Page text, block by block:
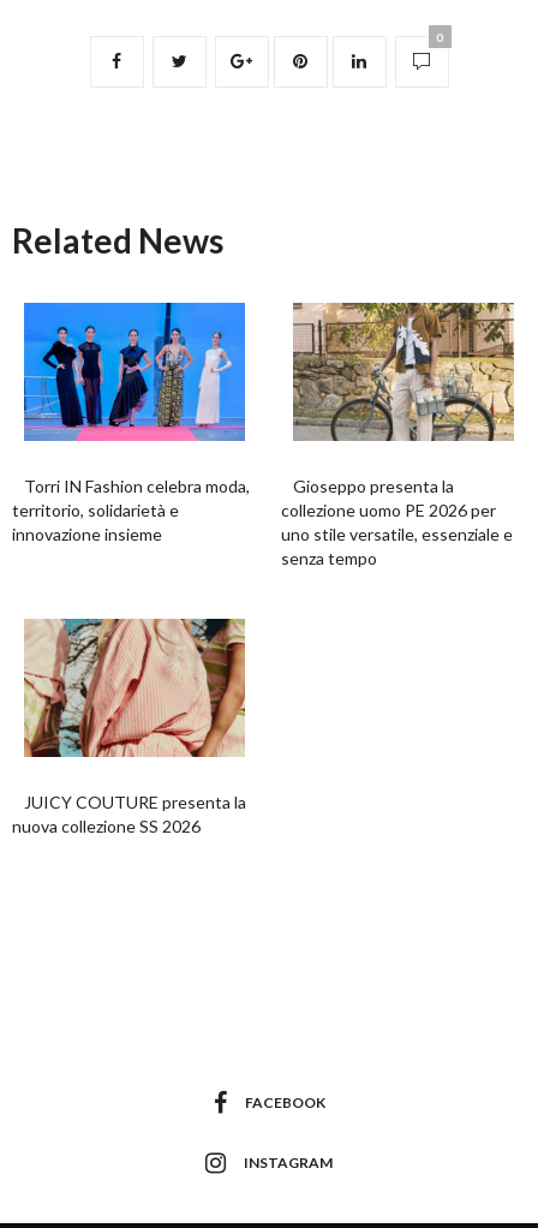
0
Related News
Torri IN Fashion celebra moda,
territorio, solidarietà e
innovazione insieme
Gioseppo presenta la
collezione uomo PE 2026 per
uno stile versatile, essenziale e
senza tempo
JUICY COUTURE presenta la
nuova collezione SS 2026
FACEBOOK
INSTAGRAM